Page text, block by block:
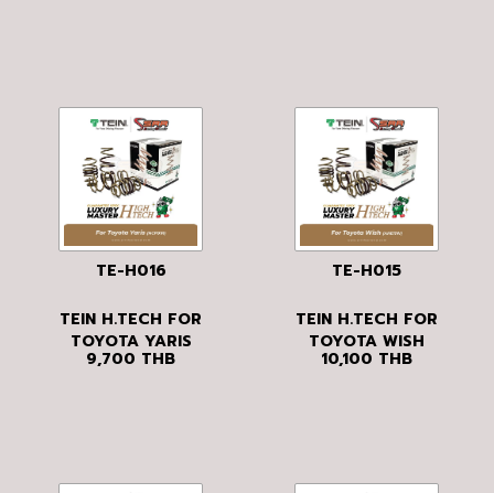
TE-H016
TEIN H.TECH FOR
TOYOTA YARIS
(NCP91R)
9,700 THB
TE-H015
TEIN H.TECH FOR
TOYOTA WISH
(ANE11W)
10,100 THB